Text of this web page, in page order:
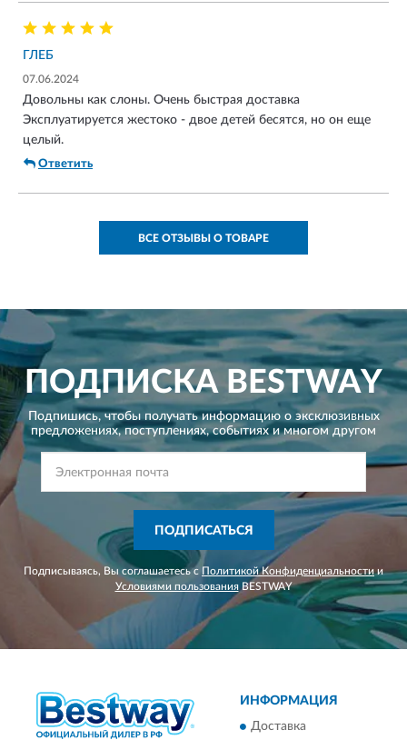
ГЛЕБ
07.06.2024
Довольны как слоны. Очень быстрая доставка
Эксплуатируется жестоко - двое детей бесятся, но он еще
целый.
Ответить
ВСЕ ОТЗЫВЫ О ТОВАРЕ
ПОДПИСКАBESTWAY
Подпишись, чтобы получать информацию о эксклюзивных
предложениях,поступлениях, событиях и многом другом
ПОДПИСАТЬСЯ
Подписываясь, Вы соглашаетесь с Политикой Конфиденциальности и
Условиями пользованияBESTWAY
ИНФОРМАЦИЯ
Доставка